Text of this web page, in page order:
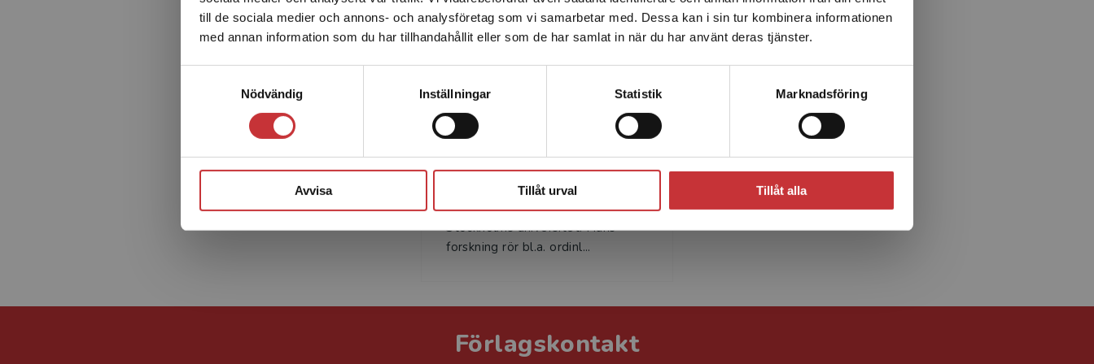
till de sociala medier och annons- och analysföretag som vi samarbetar med. Dessa kan i sin tur kombinera informationen
med annan information som du har tillhandahållit eller som de har samlat in när du har använt deras tjänster.
Nödvändig
Inställningar Statistik Marknadsföring
Avvisa Tillåt urval Tillåt alla
Sverige. För att kunna slutföra ett köp måste
leveransadressen vara i Sverige.Läs mer
Per Wennlund (f.d. Snoder) är
fil.dr och lektor i språkdidaktik
med inriktning engelska vid
Stockholms universitet. Hans
forskning rör bl.a. ordinl...
Förlagskontakt